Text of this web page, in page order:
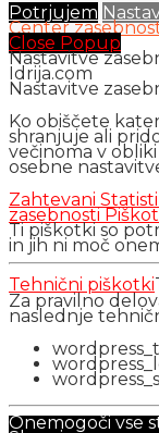
Potrjujem
Center
Close Popup
Nastavitve
Idrija.com
Nastavitve
Ko obiščete
shranjuje ali
večinoma v
osebne
Zahtevani
zasebnosti
Ti piškotki so
in jih ni moč
Tehnični piškotki
Za pravilno
naslednje
Onemogoči vse